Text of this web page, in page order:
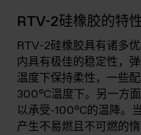
RTV-2硅橡胶的特
RTV-2硅橡胶具有诸多
内具有极佳的稳定性，
温度下保持柔性，一些
300°C温度下。另一方
以承受-100°C的温降。
产生不易燃且不可燃的